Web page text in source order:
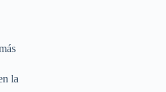
la